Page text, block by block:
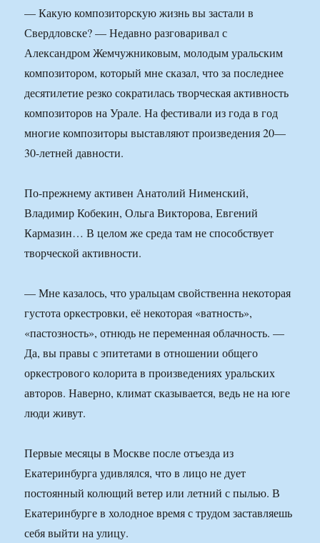
— Какую композиторскую жизнь вы застали в
Свердловске? — Недавно разговаривал с
Александром Жемчужниковым, молодым уральским
композитором, который мне сказал, что за последнее
десятилетие резко сократилась творческая активность
композиторов на Урале. На фестивали из года в год
многие композиторы выставляют произведения 20—
30-летней давности.
По-прежнему активен Анатолий Нименский,
Владимир Кобекин, Ольга Викторова, Евгений
Кармазин… В целом же среда там не способствует
творческой активности.
— Мне казалось, что уральцам свойственна некоторая
густота оркестровки, её некоторая «ватность»,
«пастозность», отнюдь не переменная облачность. —
Да, вы правы с эпитетами в отношении общего
оркестрового колорита в произведениях уральских
авторов. Наверно, климат сказывается, ведь не на юге
люди живут.
Первые месяцы в Москве после отъезда из
Екатеринбурга удивлялся, что в лицо не дует
постоянный колющий ветер или летний с пылью. В
Екатеринбурге в холодное время с трудом заставляешь
себя выйти на улицу.